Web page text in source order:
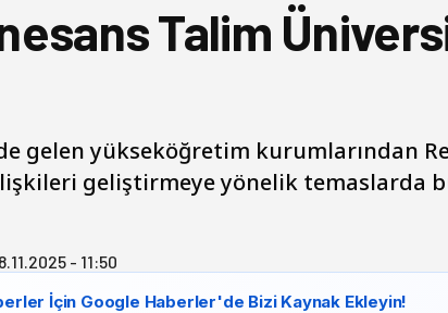
Talim
gelen yükseköğretim
geliştirmeye yönelik temaslarda
- 11:50
İçin Google Haberler'de Bizi Kaynak Ekleyin!